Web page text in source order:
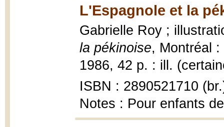
L'Espagnole et la
Gabrielle Roy ;
la pékinoise, Montréal
1986, 42 p. : ill.
ISBN : 2890521710
Notes : Pour enfants